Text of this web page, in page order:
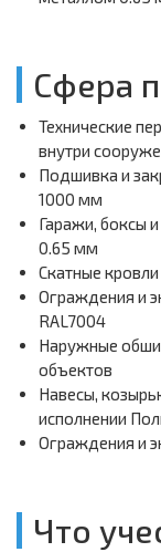
Сфера
Технические
внутри
Подшивка и
1000 мм
Гаражи, боксы
0.65 мм
Скатные
Ограждения и
RAL7004
Наружные
объектов
Навесы,
исполнении
Ограждения и
Что